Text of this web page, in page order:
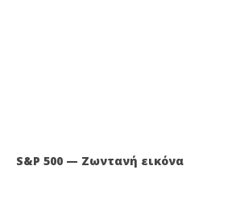
S&P 500 — Ζωντανή εικόνα